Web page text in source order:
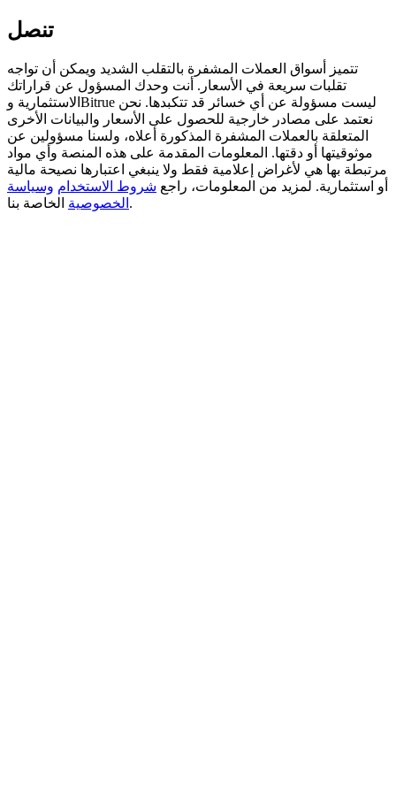
Exclusive for BitMart Users
Register & Trade to Win 500,000 USDT
Precious Metals Trading Carnival
Trade Gold & Silver · 33,333 USDT Bonus
تنصل
تتميز أسواق العملات المشفرة بالتقلب الشديد ويمكن أن تواجه
تقلبات سريعة في الأسعار. أنت وحدك المسؤول عن قراراتك
الاستثمارية وBitrue ليست مسؤولة عن أي خسائر قد تتكبدها. نحن
نعتمد على مصادر خارجية للحصول على الأسعار والبيانات الأخرى
المتعلقة بالعملات المشفرة المذكورة أعلاه، ولسنا مسؤولين عن
موثوقيتها أو دقتها. المعلومات المقدمة على هذه المنصة وأي مواد
مرتبطة بها هي لأغراض إعلامية فقط ولا ينبغي اعتبارها نصيحة مالية
أو استثمارية. لمزيد من المعلومات، راجع شروط الاستخدام وسياسة
الخصوصية الخاصة بنا.